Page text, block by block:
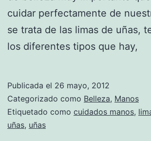
cuidar perfectamente de
se trata de las limas de uñas,
los diferentes tipos que hay,
Publicada el 26 mayo, 2012
Categorizado como Belleza, Manos
Etiquetado como cuidados manos,
uñas, uñas